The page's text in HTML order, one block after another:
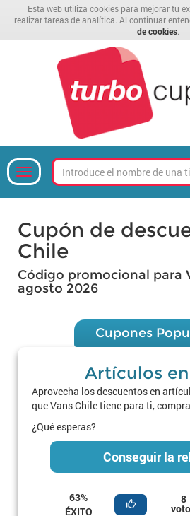
Esta web utiliza cookies para mejorar tu
realizar tareas de analítica. Al continuar
de cookies
Cupón de
Chile
Código promocional para
agosto 2026
Cupones
Artículos
Aprovecha los descuentos en
que Vans Chile tiene para ti,
¿Qué esperas?
Conseguir la
63%
ÉXITO
8